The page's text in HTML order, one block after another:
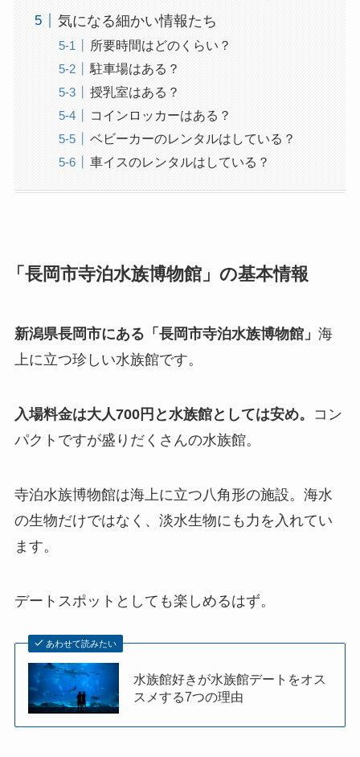
気になる細かい情報たち
所要時間はどのくらい？
駐車場はある？
授乳室はある？
コインロッカーはある？
ベビーカーのレンタルはしている？
車イスのレンタルはしている？
「長岡市寺泊水族博物館」の基本情報
新潟県長岡市にある「長岡市寺泊水族博物館」 海
上に立つ珍しい水族館です。
入場料金は大人700円と水族館としては安め。
コン
パクトですが盛りだくさんの水族館。
寺泊水族博物館は海上に立つ八角形の施設。海水
の生物だけではなく、淡水生物にも力を入れてい
ます。
デートスポットとしても楽しめるはず。
あわせて読みたい
水族館好きが水族館デートをオス
スメする7つの理由